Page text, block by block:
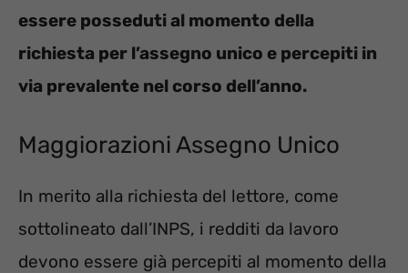
essere posseduti al momento della
richiesta per l’assegno unico e percepiti in
via prevalente nel corso dell’anno.
Maggiorazioni Assegno Unico
In merito alla richiesta del lettore, come
sottolineato dall’INPS, i redditi da lavoro
devono essere già percepiti al momento della